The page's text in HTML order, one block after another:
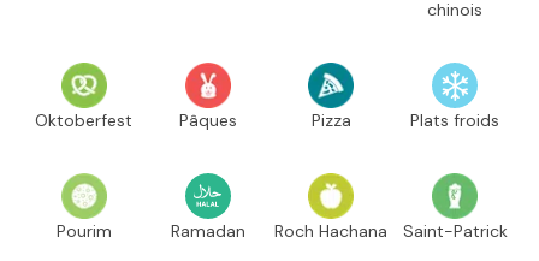
chinois
Oktoberfest Pâques Pizza Plats froids
Pourim Ramadan Roch Hachana Saint-Patrick